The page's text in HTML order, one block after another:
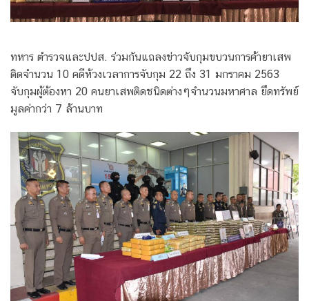
ทหาร ตำรวจและปปส. ร่วมกันแถลงข่าวจับกุมขบวนการค้ายาเสพ
ติดจำนวน 10 คดีห้วงเวลาการจับกุม 22 ถึง 31 มกราคม 2563
จับกุมผู้ต้องหา 20 คนยาเสพติดชนิดต่างๆจำนวนมหาศาล ยึดทรัพย์
มูลค่ากว่า 7 ล้านบาท